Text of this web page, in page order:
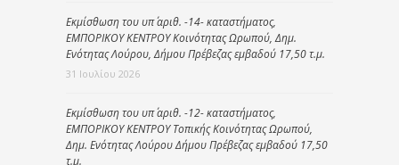
Εκμίσθωση του υπ΄ αριθ. -14- καταστήματος,
ΕΜΠΟΡΙΚΟΥ ΚΕΝΤΡΟΥ Κοινότητας Ωρωπού, Δημ.
Ενότητας Λούρου, Δήμου Πρέβεζας εμβαδού 17,50 τ.μ.
31 Ιουλίου 2026
Εκμίσθωση του υπ΄ αριθ. -12- καταστήματος,
ΕΜΠΟΡΙΚΟΥ ΚΕΝΤΡΟΥ Τοπικής Κοινότητας Ωρωπού,
Δημ. Ενότητας Λούρου Δήμου Πρέβεζας εμβαδού 17,50
τ.μ.